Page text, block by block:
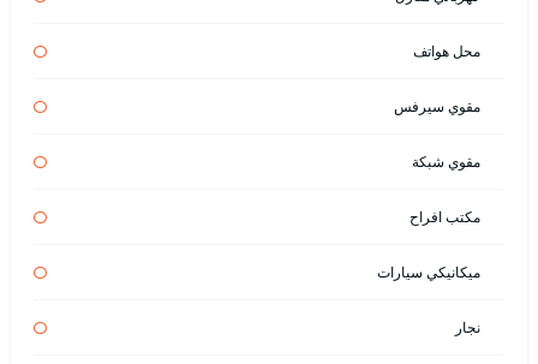
محل هواتف
مقوي سيرفس
مقوي شبكة
مكتب افراح
ميكانيكي سيارات
نجار